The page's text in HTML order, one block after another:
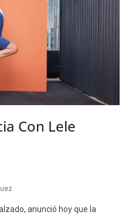
Con Lele
anunció hoy que la